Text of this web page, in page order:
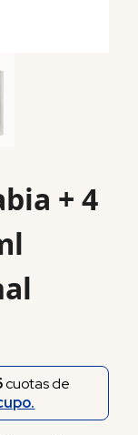
+ 4
cuotas de